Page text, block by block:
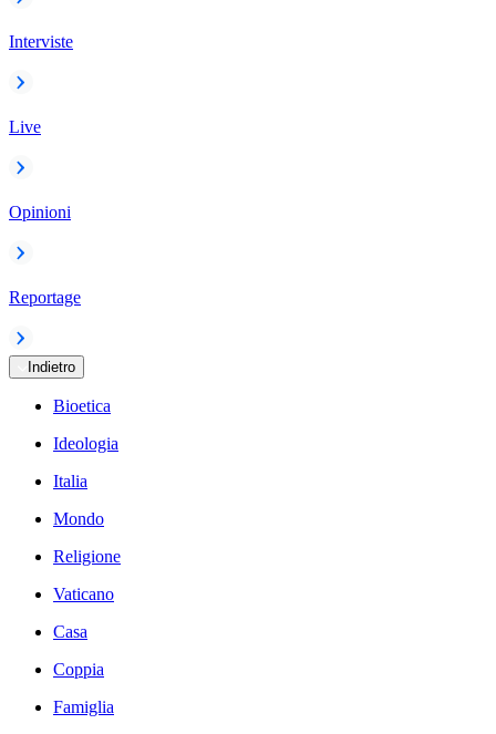
Interviste
Live
Opinioni
Reportage
Indietro
Bioetica
Ideologia
Italia
Mondo
Religione
Vaticano
Casa
Coppia
Famiglia